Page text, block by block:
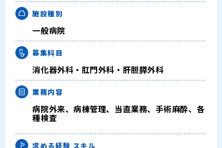
知りたい・聞きたい
転職成功事例
医師の転職マニュアル
データで見る医師の平均年収
医師に役立つ取材記事
大学医局紹介
施設種別
一般病院
募集科目
消化器外科・肛門外科・肝胆膵外科
業務内容
病院外来、病棟管理、当直業務、手術麻酔、各
種検査
求める経験 スキル